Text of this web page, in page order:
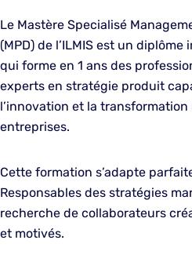
Le Mastère Specialisé
(MPD) de l’ILMIS est un diplôme
qui forme en 1 ans des
experts en stratégie produit
l’innovation et la
entreprises.
Cette formation s’adapte
Responsables des stratégies
recherche de collaborateurs
et motivés.